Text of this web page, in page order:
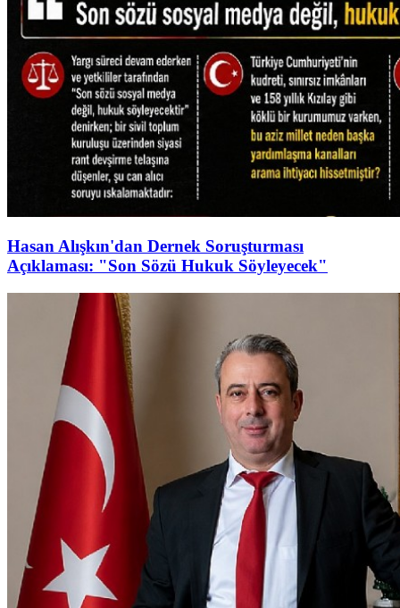
Hasan Alışkın'dan Dernek Soruşturması
Açıklaması: "Son Sözü Hukuk Söyleyecek"